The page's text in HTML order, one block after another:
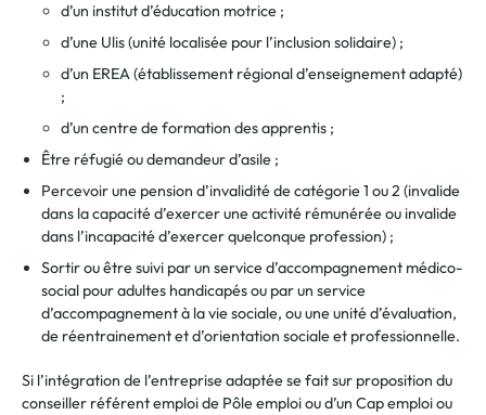
d’un institut d’éducation motrice ;
d’une Ulis (unité localisée pour l’inclusion solidaire) ;
d’un EREA (établissement régional d’enseignement adapté)
;
d’un centre de formation des apprentis ;
Être réfugié ou demandeur d’asile ;
Percevoir une pension d’invalidité de catégorie 1 ou 2 (invalide
dans la capacité d’exercer une activité rémunérée ou invalide
dans l’incapacité d’exercer quelconque profession) ;
Sortir ou être suivi par un service d’accompagnement médico-
social pour adultes handicapés ou par un service
d’accompagnement à la vie sociale, ou une unité d’évaluation,
de réentrainement et d’orientation sociale et professionnelle.
Si l’intégration de l’entreprise adaptée se fait sur proposition du
conseiller référent emploi de Pôle emploiou d’un Cap emploi ou